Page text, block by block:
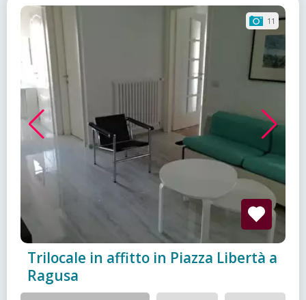
11
Trilocale in affitto in Piazza Libertà a
Ragusa